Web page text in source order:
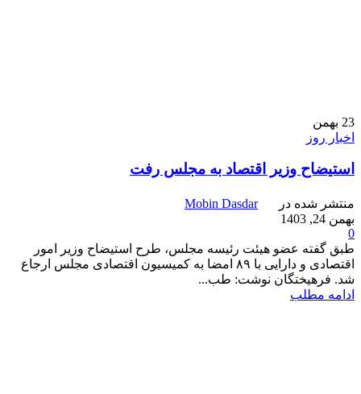
23 بهمن
اخبار روز
استیضاح وزیر اقتصاد به مجلس رفت
منتشر شده در
Mobin Dasdar
بهمن 24, 1403
0
طبق گفته عضو هیئت رئیسه مجلس، طرح استیضاح وزیر امور
اقتصادی و دارایی با ۸۹ امضا به کمیسیون اقتصادی مجلس ارجاع
شد. فرهیختگان نوشت: طب...
ادامه مطلب